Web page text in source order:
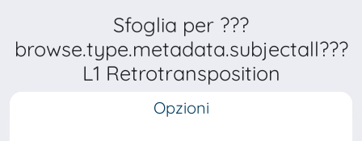
Sfoglia per ???
browse.type.metadata.subjectall???
L1 Retrotransposition
Opzioni